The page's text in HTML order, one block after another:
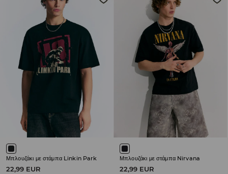
Μπλουζάκι με στάμπα Linkin Park
22,99 EUR
Μπλουζάκι με στάμπα Nirvana
22,99 EUR